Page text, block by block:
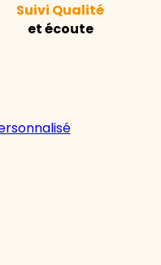
Suivi Qualité
et écoute